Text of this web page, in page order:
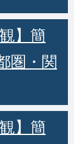
】簡
圏・関
】簡